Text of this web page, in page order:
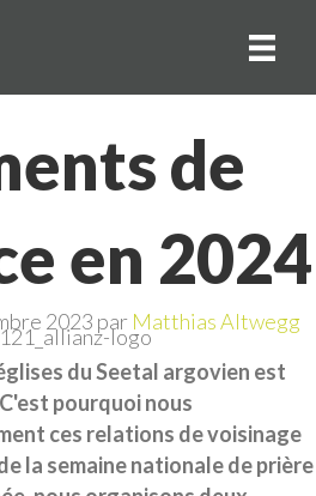
de
en 2024
2023 par Matthias Altwegg
du Seetal argovien est
pourquoi nous
ces relations de voisinage
la semaine nationale de prière